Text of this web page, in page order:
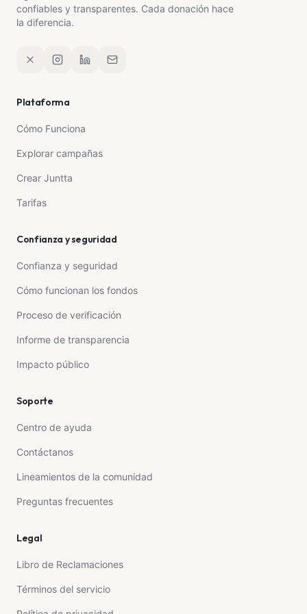
confiables y transparentes. Cada donación hace
la diferencia.
Plataforma
Cómo Funciona
Explorar campañas
Crear Juntta
Tarifas
Confianza y seguridad
Confianza y seguridad
Cómo funcionan los fondos
Proceso de verificación
Informe de transparencia
Impacto público
Soporte
Centro de ayuda
Contáctanos
Lineamientos de la comunidad
Preguntas frecuentes
Legal
Libro de Reclamaciones
Términos del servicio